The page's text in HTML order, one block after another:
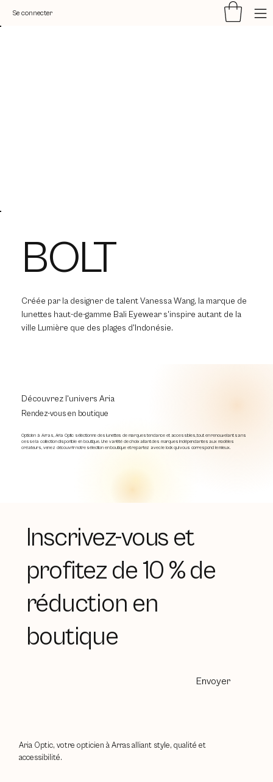
Se connecter
BOLT
Créée par la designer de talent Vanessa Wang, la marque de
lunettes haut-de-gamme Bali Eyewear s'inspire autant de la
ville Lumière que des plages d'Indonésie.
Rendez-vous en boutique
Découvrez l'univers Aria
Opticien à Arras, Aria Optic sélectionne des lunettes de marques tendance et accessibles, tout en renouvelant sans
cesse la collection disponible en boutique. Une variété de choix allant des marques indépendantes aux modèles
créateurs, venez découvrir notre sélection en boutique et repartez avec le look qui vous correspond le mieux.
Inscrivez-vous et
profitez de 10 % de
réduction en
boutique
Envoyer
Aria Optic, votre opticien à Arras alliant style, qualité et
accessibilité.